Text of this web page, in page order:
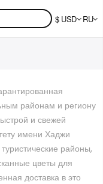
$ USD RU
районам и региону
и свежей
имени Хаджи
районы,
цветы для
доставка в это